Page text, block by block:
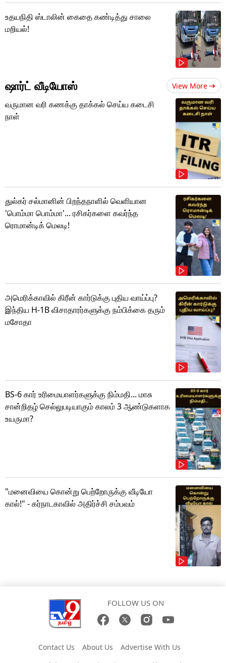
உதயநிதி ஸ்டாலின் கைதை கண்டித்து சாலை
மறியல்!
ஷார்ட் வீடியோஸ் View More
வருமான வரி கணக்கு தாக்கல் செய்ய கடைசி
நாள்
துல்கர் சல்மானின் பிறந்தநாளில் வெளியான
'பொம்மா பொம்மா'... ரசிகர்களை கவர்ந்த
ரொமான்டிக் மெலடி!
அமெரிக்காவில் கிரீன் கார்டுக்கு புதிய வாய்ப்பு?
இந்திய H-1B விசாதாரர்களுக்கு நம்பிக்கை தரும்
மசோதா
BS-6 கார் உரிமையாளர்களுக்கு நிம்மதி... மாசு
சான்றிதழ் செல்லுபடியாகும் காலம் 3 ஆண்டுகளாக
உயருமா?
"மனைவியை கொன்று பெற்றோருக்கு வீடியோ
கால்!" - கர்நாடகாவில் அதிர்ச்சி சம்பவம்
FOLLOW US ON
Contact Us About Us
Advertise With Us